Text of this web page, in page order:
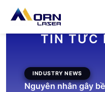
TIN TỨC
2026
Morn Laser
INDUSTRY NEWS
Nguyên nhân gây